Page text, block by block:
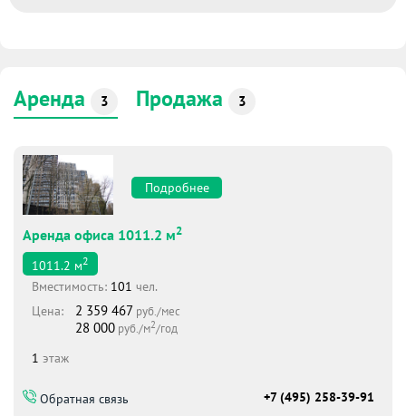
Аренда 3 Продажа 3
Подробнее
Аренда офиса 1011.2 м2
1011.2 м2
Вместимоcть: 101 чел.
Цена:
2 359 467 руб./мес
28 000 руб./м2/год
1 этаж
Обратная связь +7 (495) 258-39-91